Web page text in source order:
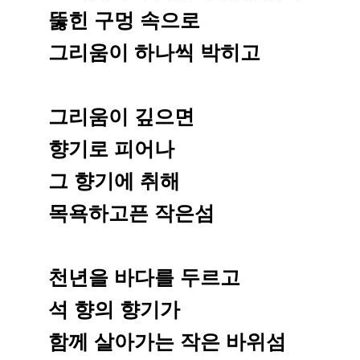
뚫힌 구멍 속으로
그리움이 하나씩 박히고
그리움이 깊으면
향기로 피어나
그 향기에 취해
목욕하고픈 작은섬
천년을 바다를 두르고
석 향의 향기가
함께 살아가는 작은 바위섬